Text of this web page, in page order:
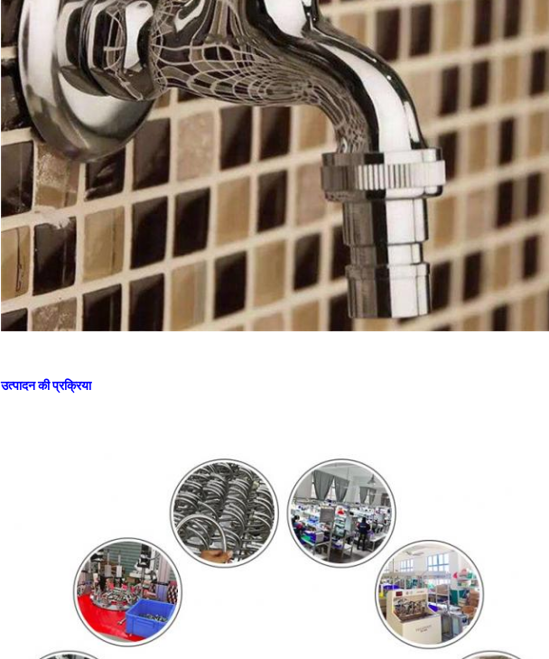
उत्पादन की प्रक्रिया